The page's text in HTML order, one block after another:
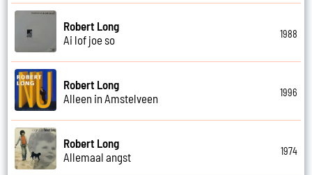
Robert Long
Ai lof joe so
1988
Robert Long
Alleen in Amstelveen
1996
Robert Long
Allemaal angst
1974